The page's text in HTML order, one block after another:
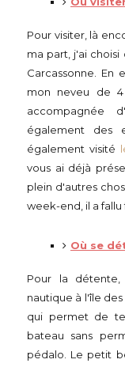
Pour visiter, là
ma part, j'ai
Carcassonne. En
mon neveu de
accompagnée
également des
également visité
vous ai déjà
plein d'autres
week-end, il a fallu
Où se
Pour la
nautique à l'île
qui permet de
bateau sans
pédalo. Le petit